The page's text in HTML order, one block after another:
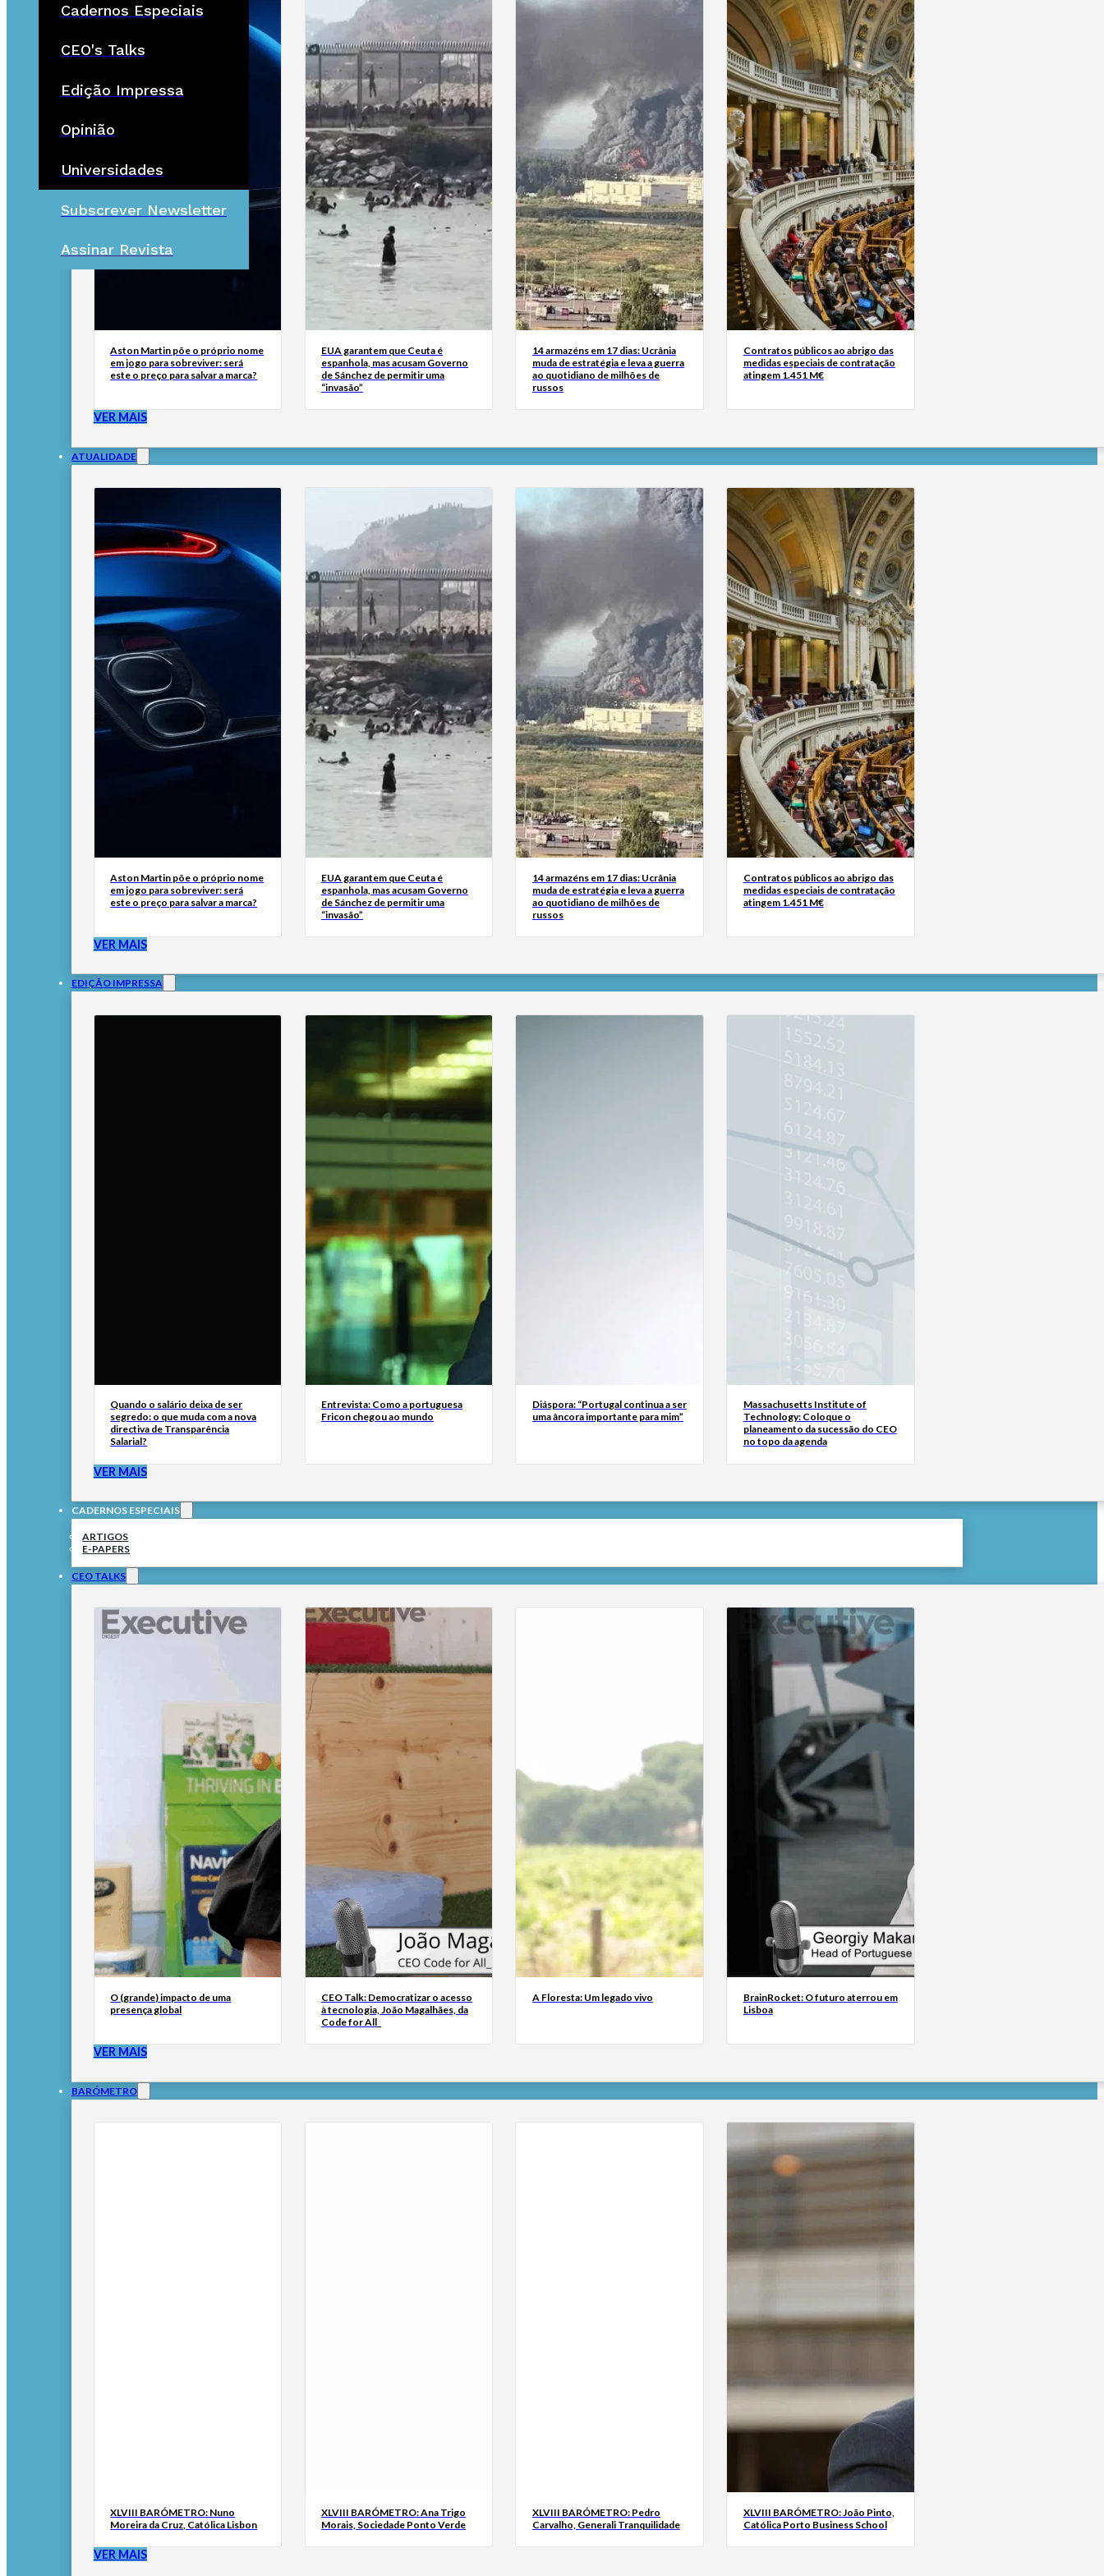
Cadernos Especiais
CEO's Talks
Edição Impressa
Opinião
Universidades
Subscrever Newsletter
Assinar Revista
Aston Martin põe o próprio nome
em jogo para sobreviver: será
este o preço para salvar a marca?
EUA garantem que Ceuta é
espanhola, mas acusam Governo
de Sánchez de permitir uma
“invasão”
14 armazéns em 17 dias: Ucrânia
muda de estratégia e leva a guerra
ao quotidiano de milhões de
russos
Contratos públicos ao abrigo das
medidas especiais de contratação
atingem 1.451 M€
VER MAIS
ATUALIDADE
Aston Martin põe o próprio nome
em jogo para sobreviver: será
este o preço para salvar a marca?
EUA garantem que Ceuta é
espanhola, mas acusam Governo
de Sánchez de permitir uma
“invasão”
14 armazéns em 17 dias: Ucrânia
muda de estratégia e leva a guerra
ao quotidiano de milhões de
russos
Contratos públicos ao abrigo das
medidas especiais de contratação
atingem 1.451 M€
VER MAIS
EDIÇÃO IMPRESSA
Quando o salário deixa de ser
segredo: o que muda com a nova
directiva de Transparência
Salarial?
Entrevista: Como a portuguesa
Fricon chegou ao mundo
Diáspora: “Portugal continua a ser
uma âncora importante para mim”
Massachusetts Institute of
Technology: Coloque o
planeamento da sucessão do CEO
no topo da agenda
VER MAIS
CADERNOS ESPECIAIS
ARTIGOS
E-PAPERS
CEO TALKS
O (grande) impacto de uma
presença global
CEO Talk: Democratizar o acesso
à tecnologia, João Magalhães, da
Code for All_
A Floresta: Um legado vivo
BrainRocket: O futuro aterrou em
Lisboa
VER MAIS
BARÓMETRO
XLVIII BARÓMETRO: Nuno
Moreira da Cruz, Católica Lisbon
XLVIII BARÓMETRO: Ana Trigo
Morais, Sociedade Ponto Verde
XLVIII BARÓMETRO: Pedro
Carvalho, Generali Tranquilidade
XLVIII BARÓMETRO: João Pinto,
Católica Porto Business School
VER MAIS